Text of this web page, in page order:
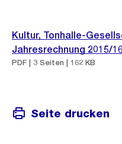
Kultur, Tonhalle-
Jahresrechnung 2015/16
PDF | 3 Seiten | 162 KB
Seite drucken